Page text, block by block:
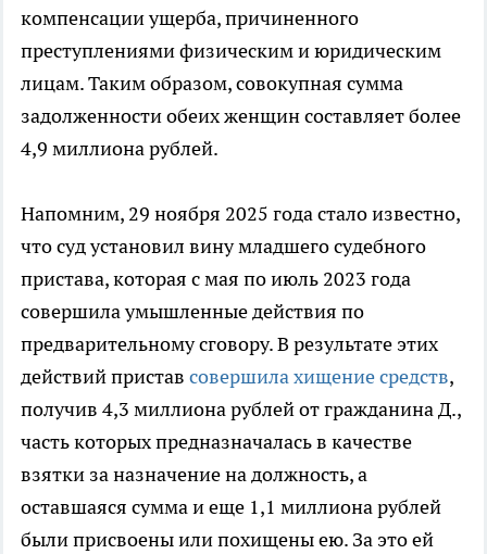
компенсации ущерба, причиненного
преступлениями физическим и юридическим
лицам. Таким образом, совокупная сумма
задолженности обеих женщин составляет более
4,9 миллиона рублей.
Напомним, 29 ноября 2025 года стало известно,
что суд установил вину младшего судебного
пристава, которая с мая по июль 2023 года
совершила умышленные действия по
предварительному сговору. В результате этих
действий пристав совершила хищение средств,
получив 4,3 миллиона рублей от гражданина Д.,
часть которых предназначалась в качестве
взятки за назначение на должность, а
оставшаяся сумма и еще 1,1 миллиона рублей
были присвоены или похищены ею. За это ей